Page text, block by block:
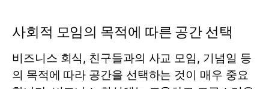
사회적 모임의 목적에 따른 공간 선택
비즈니스 회식, 친구들과의 사교 모임, 기념일 등
의 목적에 따라 공간을 선택하는 것이 매우 중요